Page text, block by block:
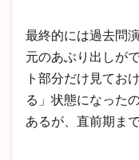
最終的には過去問
元のあぶり出しが
ト部分だけ見てお
る」状態になった
あるが、直前期ま